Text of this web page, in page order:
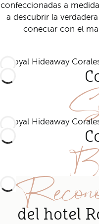
confeccionadas a
a descubrir la
conectar con el
del hotel